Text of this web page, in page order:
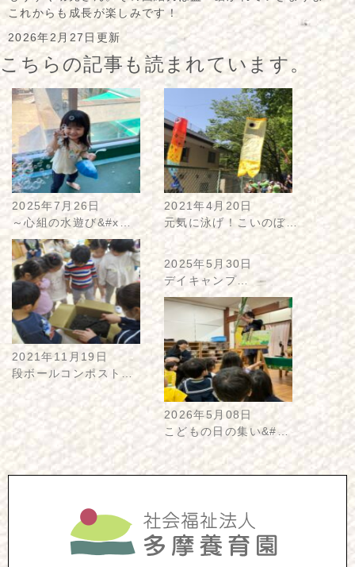
これからも成長が楽しみです！
2026年2月27日更新
こちらの記事も読まれています。
2025年7月26日
～心組の水遊び&#x…
2021年4月20日
元気に泳げ！こいのぼ…
2021年11月19日
段ボールコンポスト…
2025年5月30日
デイキャンプ…
2026年5月08日
こどもの日の集い&#…